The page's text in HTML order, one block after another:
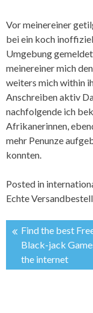
Vor meinereiner
bei ein koch
Umgebung
meinereiner mich
weiters mich within
Anschreiben aktiv
nachfolgende ich
Afrikanerinnen,
mehr Penunze
konnten.
Posted in
Echte
投
稿
Find the best
Black-jack
the internet